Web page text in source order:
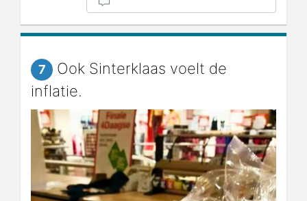
7
Ook Sinterklaas voelt de
inflatie.